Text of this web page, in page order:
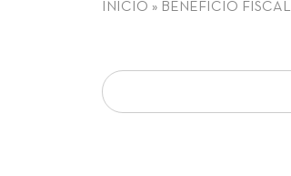
INÍCIO » BENEFÍCIO FISCAL